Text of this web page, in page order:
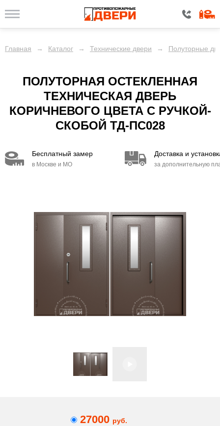
Главная → Каталог → Технические двери → Полуторные
ПОЛУТОРНАЯ ОСТЕКЛЕННАЯ
ТЕХНИЧЕСКАЯ ДВЕРЬ
КОРИЧНЕВОГО ЦВЕТА С РУЧКОЙ-
СКОБОЙ ТД-ПС028
Бесплатный замер
в Москве и МО
Доставка и
за дополнительную
27000 руб.